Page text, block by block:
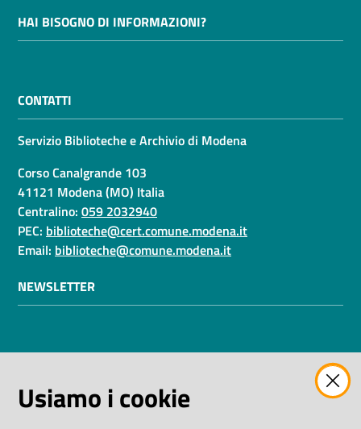
HAI BISOGNO DI INFORMAZIONI?
CONTATTI
Servizio Biblioteche e Archivio di Modena
Corso Canalgrande 103
41121 Modena (MO) Italia
Centralino: 059 2032940
PEC: biblioteche@cert.comune.modena.it
Email: biblioteche@comune.modena.it
NEWSLETTER
I dati personali pubblicati sono riutilizzabili solo alle
Usiamo i cookie